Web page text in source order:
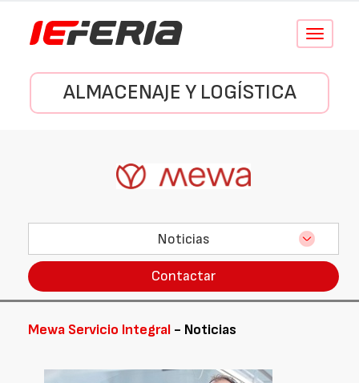
Conmutar
ALMACENAJE Y LOGÍSTICA
Noticias
Contactar
Mewa Servicio Integral - Noticias